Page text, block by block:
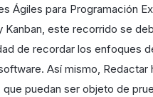
Ágiles para Programación
Kanban, este recorrido se
de recordar los enfoques
Así mismo, Redactar
que puedan ser objeto de